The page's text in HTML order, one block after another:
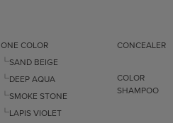
ONE COLOR
└SAND BEIGE
└DEEP AQUA
└SMOKE STONE
└LAPIS VIOLET
CONCEALER
COLOR
SHAMPOO